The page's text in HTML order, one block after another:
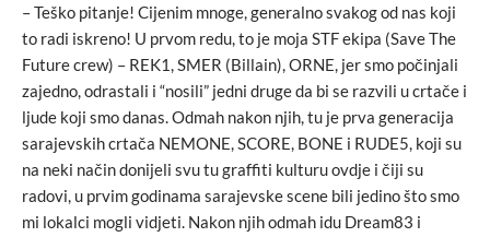
– Teško pitanje! Cijenim mnoge, generalno svakog od nas koji
to radi iskreno! U prvom redu, to je moja STF ekipa (Save The
Future crew) – REK1, SMER (Billain), ORNE, jer smo počinjali
zajedno, odrastali i “nosili” jedni druge da bi se razvili u crtače i
ljude koji smo danas. Odmah nakon njih, tu je prva generacija
sarajevskih crtača NEMONE, SCORE, BONE i RUDE5, koji su
na neki način donijeli svu tu graffiti kulturu ovdje i čiji su
radovi, u prvim godinama sarajevske scene bili jedino što smo
mi lokalci mogli vidjeti. Nakon njih odmah idu Dream83 i